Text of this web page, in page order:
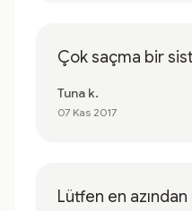
Çok saçma bir
Tuna k.
07 Kas 2017
Lütfen en azından